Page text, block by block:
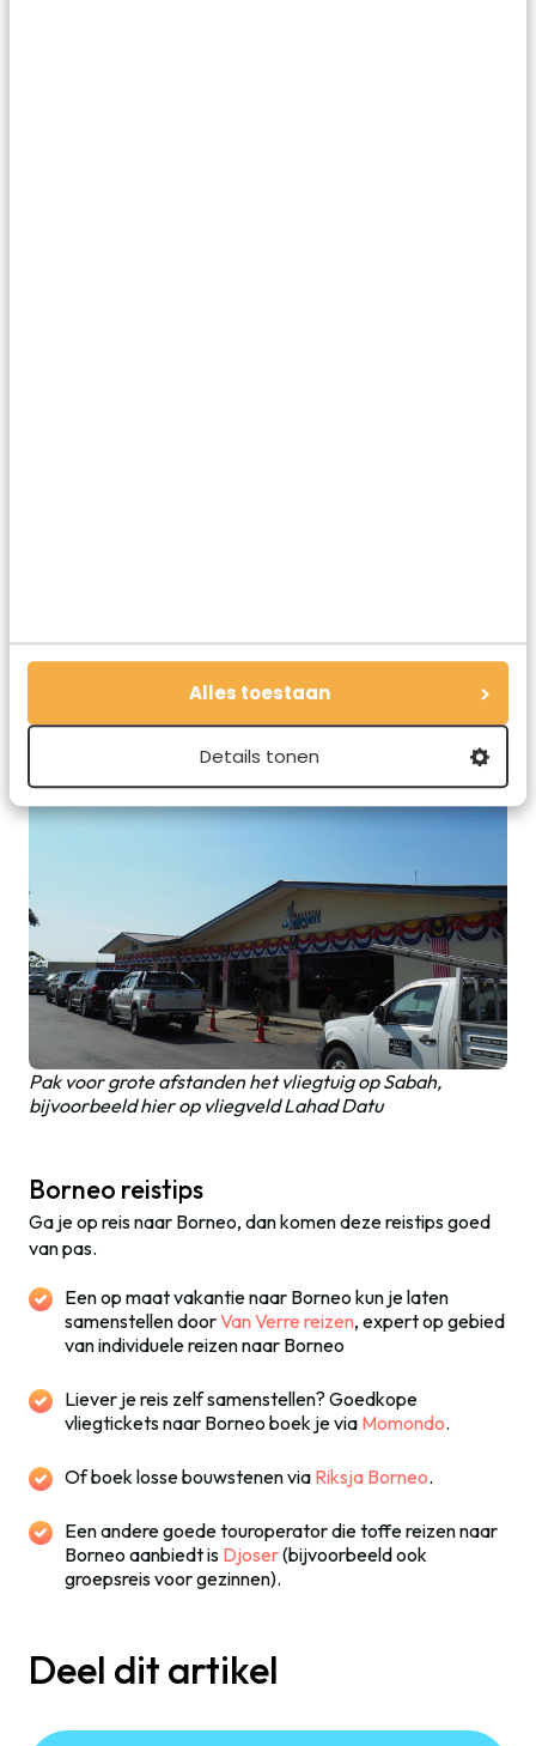
Alles toestaan
Details tonen
Pak voor grote afstanden het vliegtuig op Sabah,
bijvoorbeeld hier op vliegveld Lahad Datu
Borneo reistips
Ga je op reis naar Borneo, dan komen deze reistips goed
van pas.
Een op maat vakantie naar Borneo kun je laten
samenstellen doorVan Verre reizen, expert op gebied
van individuele reizen naar Borneo
Liever je reis zelf samenstellen? Goedkope
vliegtickets naar Borneo boek je via Momondo.
Of boek losse bouwstenen via Riksja Borneo.
Een andere goede touroperator die toffe reizen naar
Borneo aanbiedt is Djoser(bijvoorbeeld ook
groepsreis voor gezinnen).
Deel dit artikel